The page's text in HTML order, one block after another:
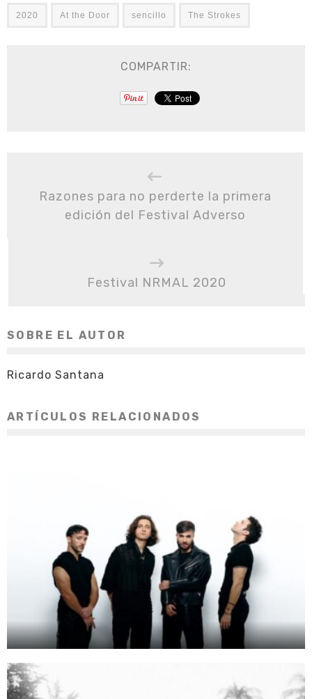
2020 At the Door sencillo The Strokes
COMPARTIR:
Razones para no perderte la primera
edición del Festival Adverso
Festival NRMAL 2020
SOBRE EL AUTOR
Ricardo Santana
ARTÍCULOS RELACIONADOS